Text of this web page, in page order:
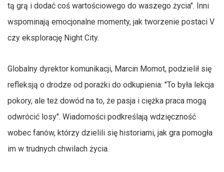
tą grą i dodać coś wartościowego do waszego życia". Inni
wspominają emocjonalne momenty, jak tworzenie postaci V
czy eksplorację Night City.
Globalny dyrektor komunikacji, Marcin Momot, podzielił się
refleksją o drodze od porażki do odkupienia: "To była lekcja
pokory, ale też dowód na to, że pasja i ciężka praca mogą
odwrócić losy". Wiadomości podkreślają wdzięczność
wobec fanów, którzy dzielili się historiami, jak gra pomogła
im w trudnych chwilach życia.